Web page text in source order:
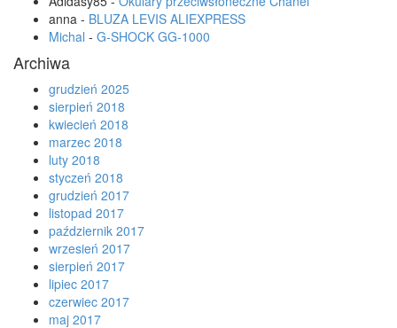
anna - BLUZA LEVIS ALIEXPRESS
Michal - G-SHOCK GG-1000
Archiwa
grudzień 2025
sierpień 2018
kwiecień 2018
marzec 2018
luty 2018
styczeń 2018
grudzień 2017
listopad 2017
październik 2017
wrzesień 2017
sierpień 2017
lipiec 2017
czerwiec 2017
maj 2017